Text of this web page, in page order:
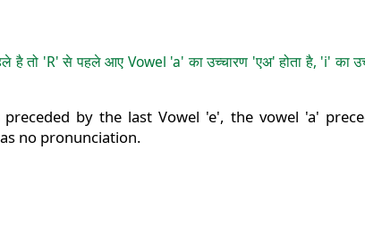
है तो 'R' से पहले आए Vowel 'a' का उच्चारण 'एअ' होता है, 'i' का
by the last Vowel 'e', ​​the vowel 'a'
no pronunciation.